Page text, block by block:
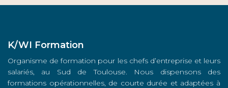
K/WI Formation
Organisme de formation pour les chefs d’entreprise et leurs
salariés, au Sud de Toulouse. Nous dispensons des
formations opérationnelles, de courte durée et adaptées à